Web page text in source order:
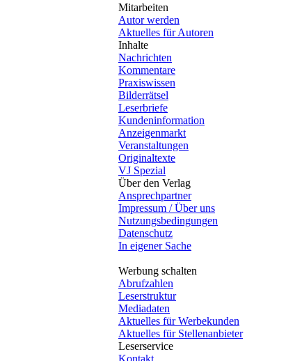
Mitarbeiten
Autor werden
Aktuelles für Autoren
Inhalte
Nachrichten
Kommentare
Praxiswissen
Bilderrätsel
Leserbriefe
Kundeninformation
Anzeigenmarkt
Veranstaltungen
Originaltexte
VJ Spezial
Über den Verlag
Ansprechpartner
Impressum / Über uns
Nutzungsbedingungen
Datenschutz
In eigener Sache
Werbung schalten
Abrufzahlen
Leserstruktur
Mediadaten
Aktuelles für Werbekunden
Aktuelles für Stellenanbieter
Leserservice
Kontakt